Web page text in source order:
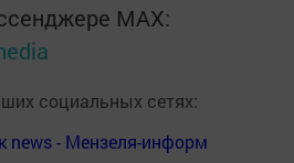
MАХ:
социальных сетях:
news - Мензеля-информ